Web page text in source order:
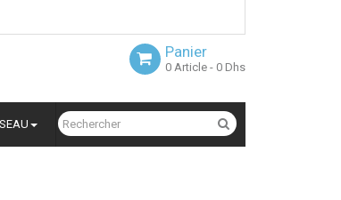
Panier
0 Article - 0 Dhs